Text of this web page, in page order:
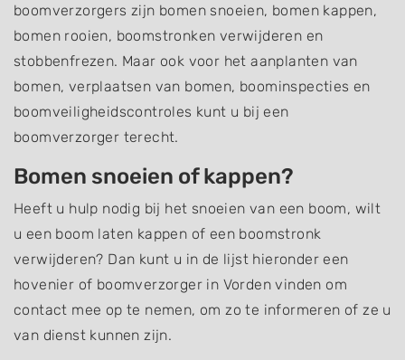
boomverzorgers zijn bomen snoeien, bomen kappen,
bomen rooien, boomstronken verwijderen en
stobbenfrezen. Maar ook voor het aanplanten van
bomen, verplaatsen van bomen, boominspecties en
boomveiligheidscontroles kunt u bij een
boomverzorger terecht.
Bomen snoeien of kappen?
Heeft u hulp nodig bij het snoeien van een boom, wilt
u een boom laten kappen of een boomstronk
verwijderen? Dan kunt u in de lijst hieronder een
hovenier of boomverzorger in Vorden vinden om
contact mee op te nemen, om zo te informeren of ze u
van dienst kunnen zijn.